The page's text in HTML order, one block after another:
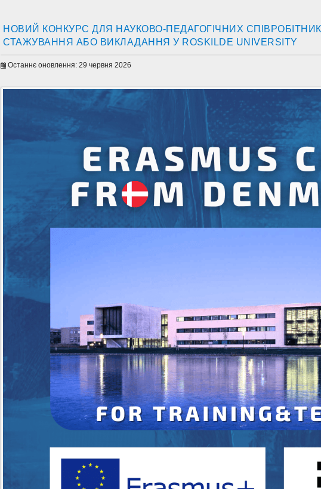
НОВИЙ КОНКУРС ДЛЯ НАУКОВО-ПЕДАГОГІЧНИХ
СТАЖУВАННЯ АБО ВИКЛАДАННЯ У ROSKILDE UNIVERSITY
Останнє оновлення: 29 червня 2026